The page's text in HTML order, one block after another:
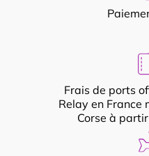
Frais de ports
Relay en France
Corse à